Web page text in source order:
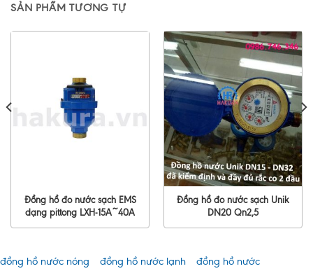
SẢN PHẨM TƯƠNG TỰ
Đồng hồ đo nước sạch EMS
dạng pittong LXH-15A~40A
Đồng hồ đo nước sạch Unik
DN20 Qn2,5
đồng hồ nước nóng đồng hồ nước lạnh
đồng hồ nước